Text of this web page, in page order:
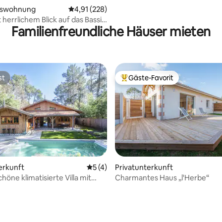
Durchschnittliche Bewertung: 4,91 von 5,
4,91 (228)
Blick auf das Bassin
Familienfreundliche Häuser mieten
Durchschnittliche Bewertung: 5 von 5,
5 (4)
klimatisierte Villa mit
Beliebter Gäste-Favorit.
Gäste-Favorit
Privatunterkunft
Charmantes Haus „l'Herbe“